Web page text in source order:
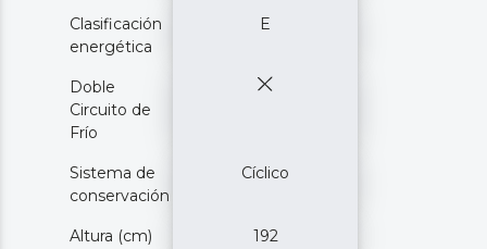
Clasificación
energética
E
Doble
Circuito de
Frío
Sistema de
conservación
Cíclico
Altura (cm) 192